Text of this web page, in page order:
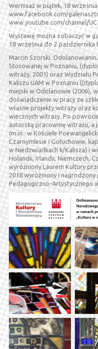
Wernisaż w piątek, 18
www.facebook.com/
www.youtube.com/channel/
Wystawę można zobaczyć w
18 września do 2 października
Marcin Szorski.
Stosowanej w Poznaniu,
witraży, 2001) oraz Wydziału
Kaliszu UAM w Poznaniu
miejski w Odolanowie (2006),
doświadczenie w pracy ze
własne projekty witraży oraz
wiecznych witraży. Po
autorską pracownię witrażu, a
(m.in.: w Kościele
Czarnymlesie i Gołuchowie,
w Niedźwiadkach k/Kalisza) i
Holandii, Irlandii, Niemczech,
wyróżniony Laurem Kultury
2018 wyróżniony i nagrodzony
Pedagogiczno-Artystycznego